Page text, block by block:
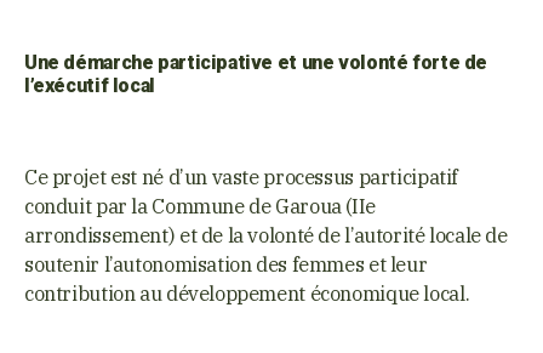
Une démarche participative et une volonté forte de
l’exécutif local
Ce projet est né d’un vaste processus participatif
conduit par la Commune de Garoua (IIe
arrondissement) et de la volonté de l’autorité locale de
soutenir l’autonomisation des femmes et leur
contribution au développement économique local.